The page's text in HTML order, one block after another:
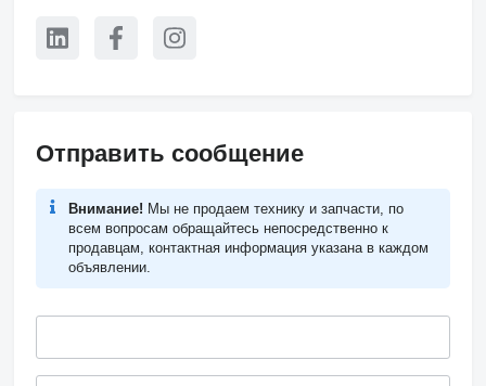
Отправить сообщение
Внимание! Мы не продаем технику и запчасти, по
всем вопросам обращайтесь непосредственно к
продавцам, контактная информация указана в каждом
объявлении.